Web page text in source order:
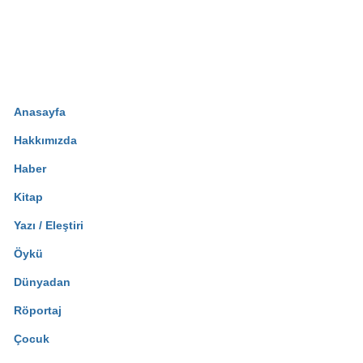
Anasayfa
Hakkımızda
Haber
Kitap
Yazı / Eleştiri
Öykü
Dünyadan
Röportaj
Çocuk